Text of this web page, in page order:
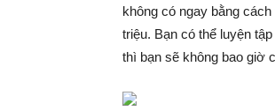
không có ngay bằng
triệu. Bạn có thể luyện
thì bạn sẽ không bao giờ